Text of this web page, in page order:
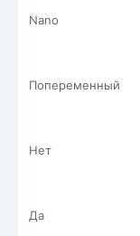
Nano
Попеременный
Нет
Да